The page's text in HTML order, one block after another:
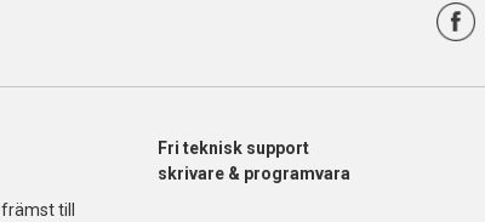
till
Fri teknisk support
skrivare & programvara